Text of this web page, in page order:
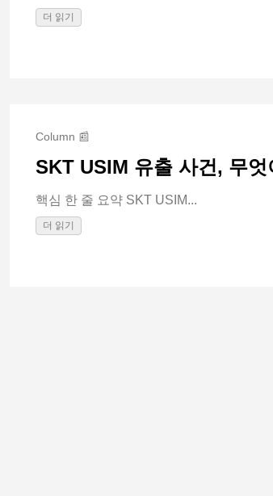
더 읽기
Column 📰
SKT USIM 유출 사건, 무
핵심 한 줄 요약 SKT USIM...
더 읽기